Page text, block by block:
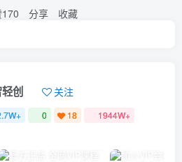
170 分享 收藏
创 关注
0 18 1944W+